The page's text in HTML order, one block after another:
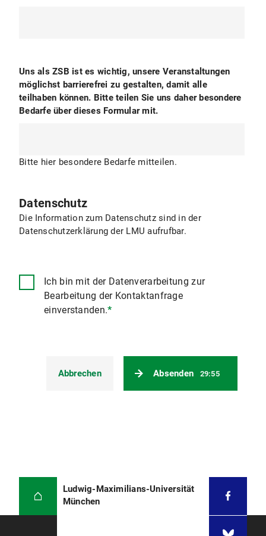
Uns als ZSB ist es wichtig, unsere Veranstaltungen
möglichst barrierefrei zu gestalten, damit alle
teilhaben können. Bitte teilen Sie uns daher besondere
Bedarfe über dieses Formular mit.
Bitte hier besondere Bedarfe mitteilen.
Datenschutz
Die Information zum Datenschutz sind in der
Datenschutzerklärung der LMU aufrufbar.
Ich bin mit der Datenverarbeitung zur
Bearbeitung der Kontaktanfrage
einverstanden.*
Absenden 29:54
Abbrechen
Ludwig-Maximilians-Universität
München